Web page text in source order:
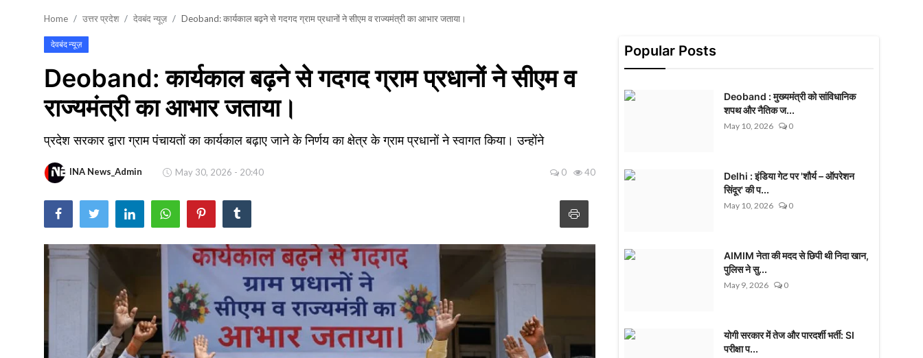
विशेष स्टोरी
अजब गजब
नई दिल्ली
टेक्नोलॉजी / बिजनेस
वायरल न्यूज़
Home उत्तर प्रदेश देवबंद न्यूज़ Deoband: कार्यकाल बढ़ने से गदगद ग्राम प्रधानों ने सीएम व राज्यमंत्री का आभार जताया।
देवबंद न्यूज़
Deoband: कार्यकाल बढ़ने से गदगद ग्राम प्रधानों ने सीएम व
राज्यमंत्री का आभार जताया।
प्रदेश सरकार द्वारा ग्राम पंचायतों का कार्यकाल बढ़ाए जाने के निर्णय का क्षेत्र के ग्राम प्रधानों ने स्वागत किया। उन्होंने
INA News_Admin May 30, 2026 - 20:40 0 40
Popular Posts
Deoband : मुख्यमंत्री को सांविधानिक
शपथ और नैतिक ज...
May 10, 2026 0
Delhi : इंडिया गेट पर 'शौर्य – ऑपरेशन
सिंदूर' की प...
May 10, 2026 0
AIMIM नेता की मदद से छिपी थी निदा खान,
पुलिस ने सु...
May 9, 2026 0
योगी सरकार में तेज और पारदर्शी भर्ती: SI
परीक्षा प...